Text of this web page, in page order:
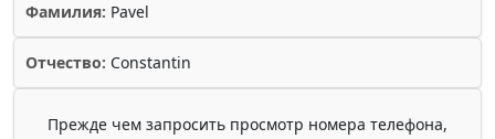
Фамилия: Pavel
Отчество: Constantin
Прежде чем запросить просмотр номера телефона,